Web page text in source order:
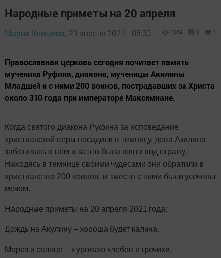
Народные приметы на 20 апреля
Мария Клещёва, 20 апреля 2021 - 08:30 1069 0 1
Православная церковь сегодня почитает память
мученика Руфина, диакона, мученицы Акилины
Младшей и с ними 200 воинов, пострадавших за Христа
около 310 года при императоре Максимиане.
Когда святого диакона Руфина за исповедание
христианской веры посадили в темницу, дева Акилина
заботилась о нём и за это была взята под стражу.
Находясь в темнице своими чудесами они обратили в
христианство 200 воинов, и вместе с ними были усечены
мечом.
Народные приметы на 20 апреля 2021 года:
Дождь на Акулину – хороша будет калина.
Мороз и солнце – к урожаю хлебов и гречихи.